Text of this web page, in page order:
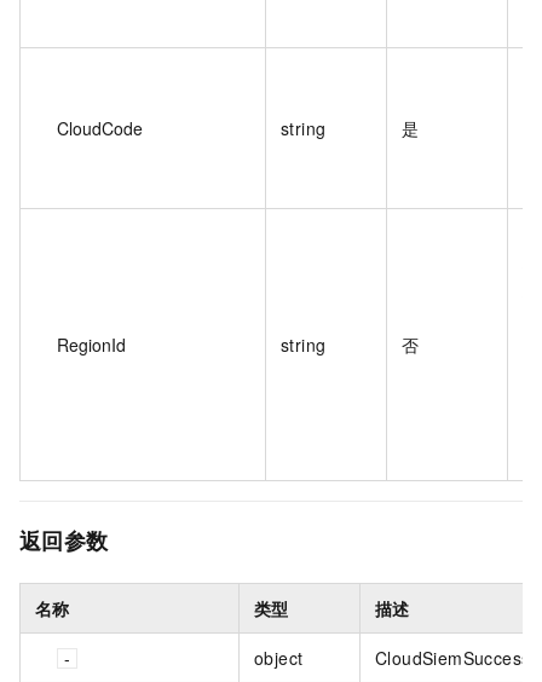
CloudCode string 是
RegionId string 否
返回参数
名称 类型 描述
object